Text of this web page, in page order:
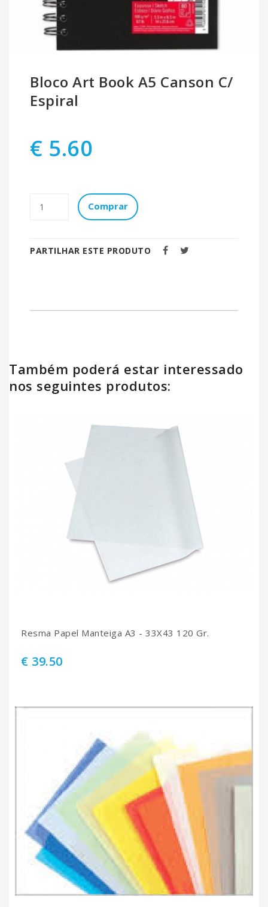
Bloco Art Book A5 Canson C/
Espiral
€ 5.60
Comprar
PARTILHAR ESTE PRODUTO
Também poderá estar interessado
nos seguintes produtos:
Resma Papel Manteiga A3 - 33X43 120 Gr.
€ 39.50